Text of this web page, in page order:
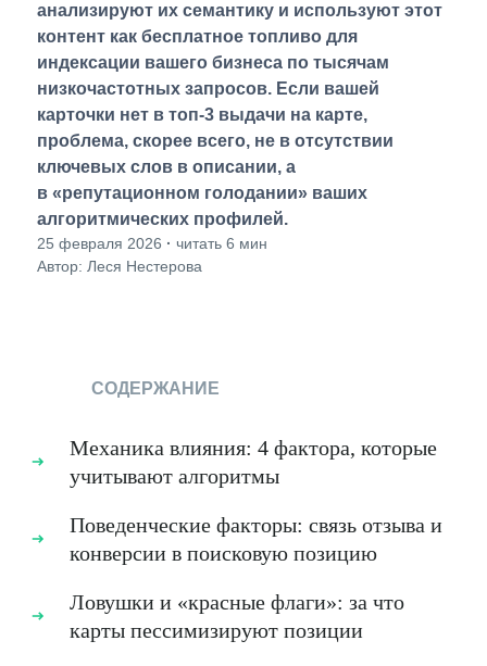
анализируют их семантику и используют этот
контент как бесплатное топливо для
индексации вашего бизнеса по тысячам
низкочастотных запросов. Если вашей
карточки нет в топ-3 выдачи на карте,
проблема, скорее всего, не в отсутствии
ключевых слов в описании, а
в «репутационном голодании» ваших
алгоритмических профилей.
25 февраля 2026 · читать 6 мин
Автор: Леся Нестерова
СОДЕРЖАНИЕ
Механика влияния: 4 фактора, которые
учитывают алгоритмы
Поведенческие факторы: связь отзыва и
конверсии в поисковую позицию
Ловушки и «красные флаги»: за что
карты пессимизируют позиции